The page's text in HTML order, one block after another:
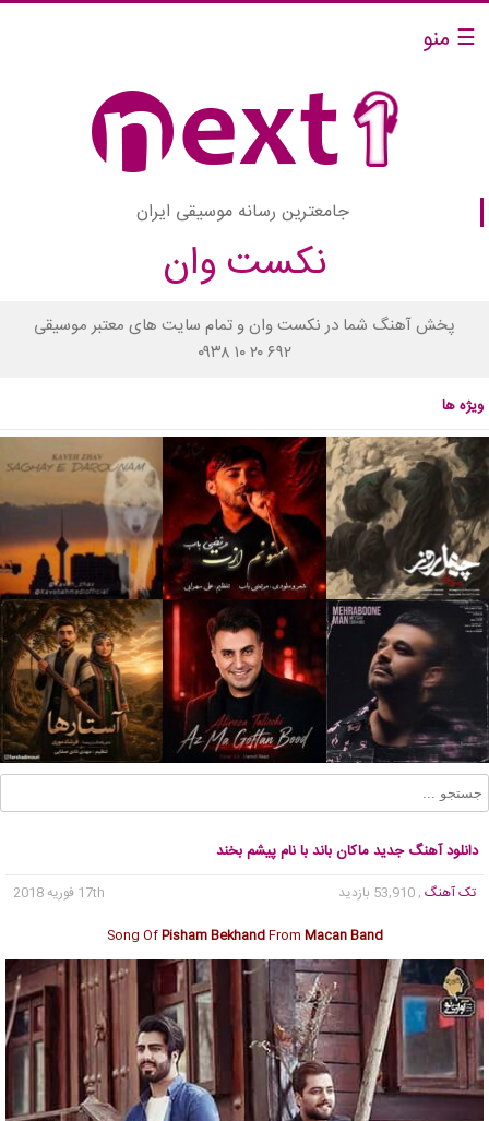
☰ منو
جامعترین رسانه موسیقی ایران
نکست وان
پخش آهنگ شما در نکست وان و تمام سایت های معتبر موسیقی
۰۹۳۸ ۱۰ ۲۰ ۶۹۲
ویژه ها
دانلود آهنگ جدید ماکان باند با نام پیشم بخند
تک آهنگ , 53,910 بازدید
17th فوریه 2018
Song OfPisham BekhandFrom Macan Band